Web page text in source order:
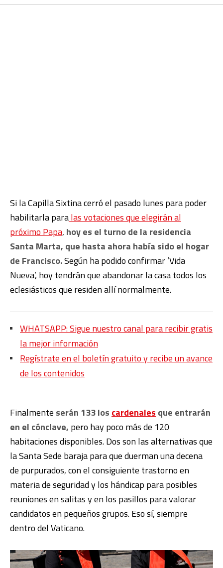
Si la Capilla Sixtina cerró el pasado lunes para poder
habilitarla paralas votaciones que elegirán al
próximo Papa, hoy es el turno de la residencia
Santa Marta, que hasta ahora había sido el hogar
de Francisco.Según ha podido confirmar ‘Vida
Nueva’, hoy tendrán que abandonar la casa todos los
eclesiásticos que residen allí normalmente.
WHATSAPP: Sigue nuestro canal para recibir gratis
la mejor información
Regístrate en el boletín gratuito y recibe un avance
de los contenidos
Finalmente serán 133 los cardenales que entrarán
en el cónclave, pero hay poco más de 120
habitaciones disponibles. Dos son las alternativas que
la Santa Sede baraja para que duerman una decena
de purpurados, con el consiguiente trastorno en
materia de seguridad y los hándicap para posibles
reuniones en salitas y en los pasillos para valorar
candidatos en pequeños grupos. Eso sí, siempre
dentro del Vaticano.